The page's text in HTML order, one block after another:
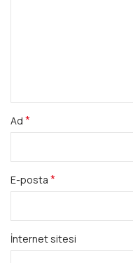
Ad *
E-posta *
İnternet sitesi